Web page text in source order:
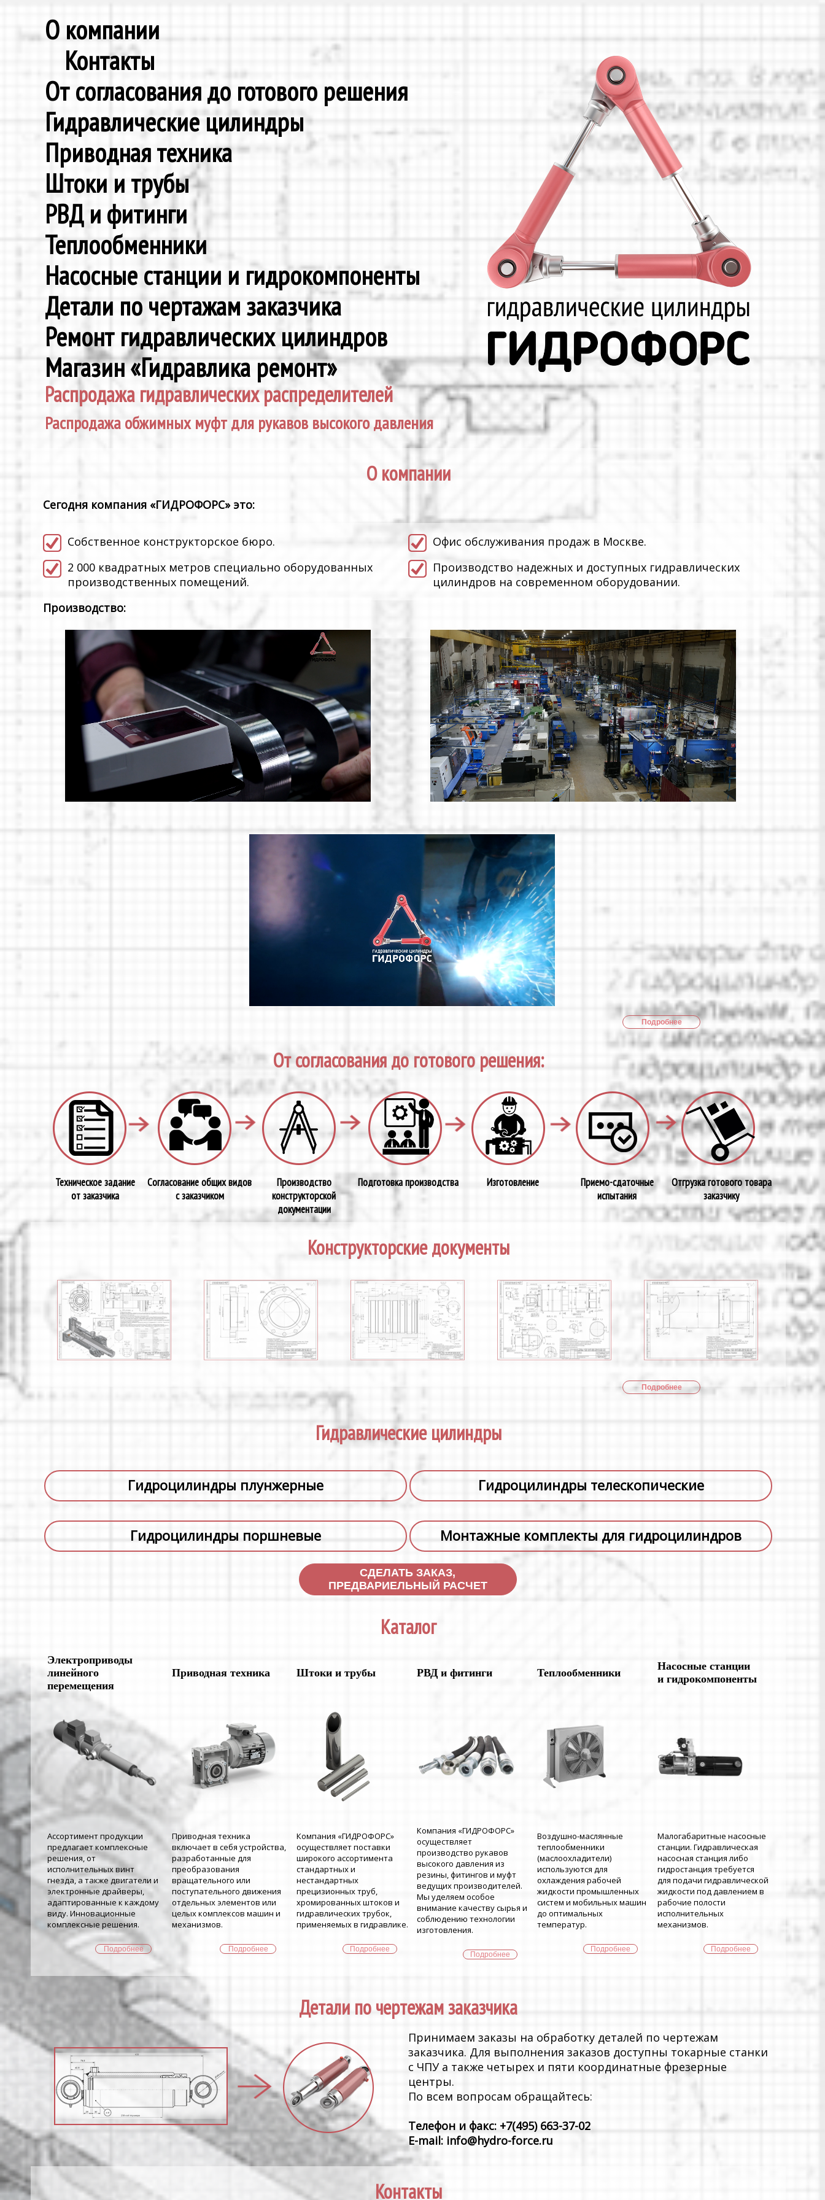
О компании
Контакты
От согласования до готового решения
Гидравлические цилиндры
Приводная техника
Штоки и трубы
РВД и фитинги
Теплообменники
Насосные станции и гидрокомпоненты
Детали по чертажам заказчика
Ремонт гидравлических цилиндров
Магазин «Гидравлика ремонт»
Распродажа гидравлических распределителей
Распродажа обжимных муфт для рукавов высокого давления
О компании
Сегодня компания «ГИДРОФОРС» это:
Cобственное конструкторское бюро.
2 000 квадратных метров специально оборудованных
производственных помещений.
Офис обслуживания продаж в Москве.
Производство надежных и доступных гидравлических
цилиндров на современном оборудовании.
Производство:
Подробнее
От согласования до готового решения:
Техническое задание
от заказчика
Согласование общих видов
с заказчиком
Производство
конструкторской
документации
Подготовка производства Изготовление
Приемо-сдаточные
испытания
Отгрузка готового товара
заказчику
Конструкторские документы
Подробнее
Гидравлические цилиндры
Гидроцилиндры плунжерные Гидроцилиндры телескопические
Гидроцилиндры поршневые Монтажные комплекты для гидроцилиндров
СДЕЛАТЬ ЗАКАЗ,
ПРЕДВАРИЕЛЬНЫЙ РАСЧЕТ
Каталог
Электроприводы
линейного
перемещения
Приводная техника Штоки и трубы РВД и фитинги Теплообменники
Насосные станции
и гидрокомпоненты
Ассортимент продукции
предлагает комплексные
решения, от
исполнительных винт
гнезда, а также двигатели и
электронные драйверы,
адаптированные к каждому
виду. Инновационные
комплексные решения.
Подробнее
Приводная техника
включает в себя устройства,
разработанные для
преобразования
вращательного или
поступательного движения
отдельных элементов или
целых комплексов машин и
механизмов.
Подробнее
Компания «ГИДРОФОРС»
осуществляет поставки
широкого ассортимента
стандартных и
нестандартных
прецизионных труб,
хромированных штоков и
гидравлических трубок,
применяемых в гидравлике.
Подробнее
Компания «ГИДРОФОРС»
осуществляет
производство рукавов
высокого давления из
резины, фитингов и муфт
ведущих производителей.
Мы уделяем особое
внимание качеству сырья и
соблюдению технологии
изготовления.
Подробнее
Воздушно-маслянные
теплообменники
(маслоохладители)
используются для
охлаждения рабочей
жидкости промышленных
систем и мобильных машин
до оптимальных
температур.
Подробнее
Малогабаритные насосные
станции. Гидравлическая
насосная станция либо
гидростанция требуется
для подачи гидравлической
жидкости под давлением в
рабочие полости
исполнительных
механизмов.
Подробнее
Детали по чертежам заказчика
Принимаем заказы на обработку деталей по чертежам
заказчика. Для выполнения заказов доступны токарные станки
с ЧПУ а также четырех и пяти координатные фрезерные
центры.
По всем вопросам обращайтесь:
Телефон и факс: +7(495) 663-37-02
E-mail: info@hydro-force.ru
Контакты